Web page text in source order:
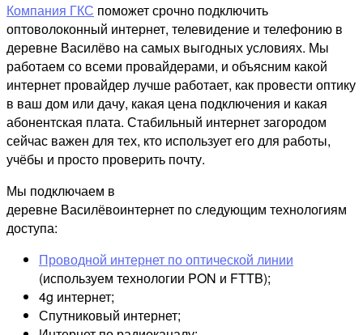
Компания ГКС поможет срочно подключить
оптоволоконный интернет, телевидение и телефонию в
деревне Василёво на самых выгодных условиях. Мы
работаем со всеми провайдерами, и объясним какой
интернет провайдер лучше работает, как провести оптику
в ваш дом или дачу, какая цена подключения и какая
абонентская плата. Стабильный интернет загородом
сейчас важен для тех, кто использует его для работы,
учёбы и просто проверить почту.
Мы подключаем в
деревне Василёвоинтернет по следующим технологиям
доступа:
Проводной интернет по оптической линии
(используем технологии PON и FTTB);
4g интернет;
Спутниковый интернет;